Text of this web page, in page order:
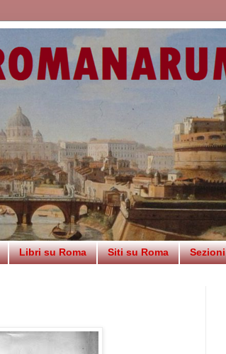
Libri su Roma Siti su Roma Sezioni